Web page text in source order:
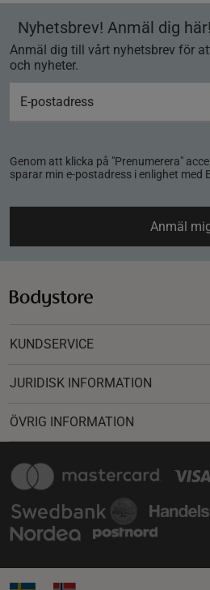
Nyhetsbrev! Anmäl dig här!
Anmäl dig till vårt nyhetsbrev för
och nyheter.
Genom att klicka på "Prenumerera"
sparar min e-postadress i enlighet med
Anmäl
KUNDSERVICE
JURIDISK INFORMATION
ÖVRIG INFORMATION